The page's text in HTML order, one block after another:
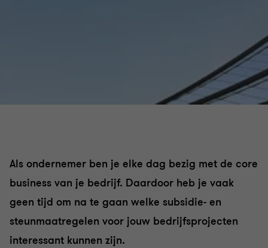
Als ondernemer ben je elke dag bezig met de core
business van je bedrijf. Daardoor heb je vaak
geen tijd om na te gaan welke subsidie- en
steunmaatregelen voor jouw bedrijfsprojecten
interessant kunnen zijn.